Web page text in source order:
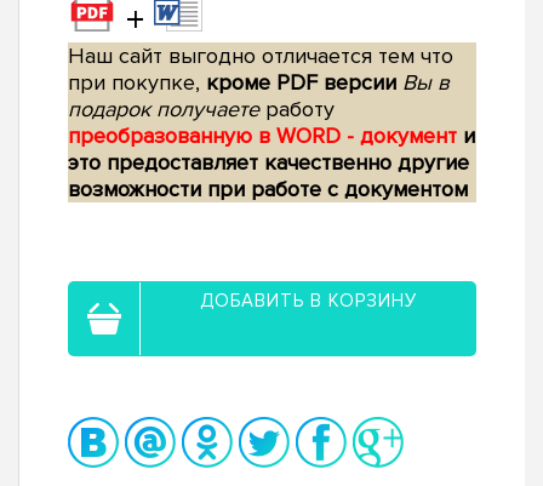
+
Наш сайт выгодно отличается тем что
при покупке, кроме PDF версии Вы в
подарок получаетеработу
преобразованную в WORD - документ и
это предоставляет качественно другие
возможности при работе с документом
ДОБАВИТЬ В КОРЗИНУ